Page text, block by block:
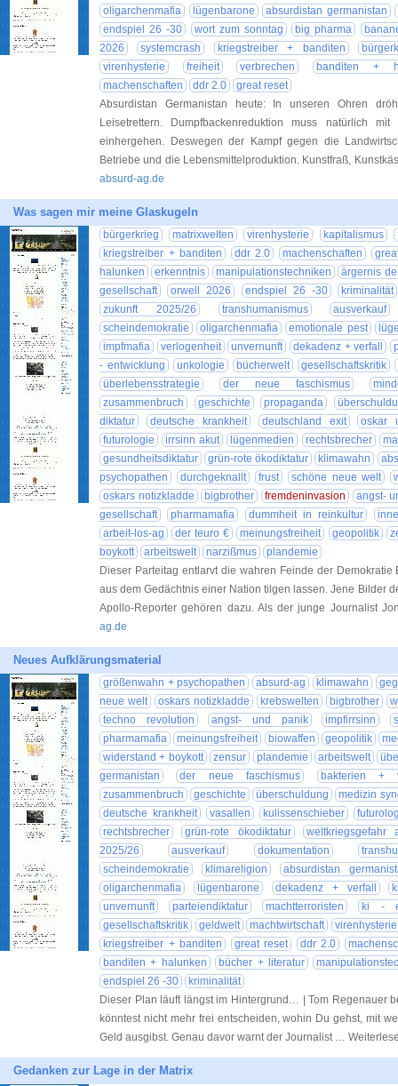
oligarchenmafia lügenbarone
absurdistan germanistan
endspiel 26 -30
wort zum sonntag big pharma
2026
systemcrash kriegstreiber + banditen
virenhysterie
freiheit verbrechen
banditen +
machenschaften
ddr 2.0
great reset
Absurdistan Germanistan heute: In unseren Ohren
Leisetrettern. Dumpfbackenreduktion muss natürlich mit
einhergehen. Deswegen der Kampf gegen die
Betriebe und die Lebensmittelproduktion. Kunstfraß,
absurd-ag.de
Was sagen mir meine Glaskugeln
bürgerkrieg matrixwelten virenhysterie kapitalismus
kriegstreiber + banditen
ddr 2.0 machenschaften
halunken
erkenntnis manipulationstechniken
ärgernis
gesellschaft
orwell 2026 endspiel 26 -30
kriminalität
zukunft 2025/26
transhumanismus
ausverkauf
scheindemokratie
oligarchenmafia emotionale pest
impfmafia
verlogenheit unvernunft dekadenz + verfall
- entwicklung
unkologie bücherwelt
gesellschaftskritik
überlebensstrategie
der neue faschismus
zusammenbruch
geschichte propaganda
diktatur
deutsche krankheit deutschland exit
oskar
futurologie
irrsinn akut lügenmedien rechtsbrecher
gesundheitsdiktatur
grün-rote ökodiktatur klimawahn
psychopathen
durchgeknallt frust schöne neue welt
oskars notizkladde
bigbrother fremdeninvasion
angst-
gesellschaft
pharmamafia dummheit in reinkultur
arbeit-los-ag
der teuro € meinungsfreiheit geopolitik
boykott
arbeitswelt narzißmus
plandemie
Dieser Parteitag entlarvt die wahren Feinde der
aus dem Gedächtnis einer Nation tilgen lassen. Jene Bilder
Apollo-Reporter gehören dazu. Als der junge Journalist
ag.de
Neues Aufklärungsmaterial
größenwahn + psychopathen absurd-ag klimawahn
neue welt
oskars notizkladde krebswelten bigbrother
techno revolution
angst- und panik impfirrsinn
pharmamafia
meinungsfreiheit biowaffen geopolitik
widerstand + boykott
zensur plandemie arbeitswelt
germanistan
der neue faschismus
bakterien +
zusammenbruch
geschichte überschuldung
medizin
deutsche krankheit
vasallen kulissenschieber
rechtsbrecher
grün-rote ökodiktatur
weltkriegsgefahr
2025/26
ausverkauf dokumentation
scheindemokratie
klimareligion
absurdistan
oligarchenmafia
lügenbarone dekadenz + verfall
unvernunft
parteiendiktatur machtterroristen
ki -
gesellschaftskritik
geldwelt machtwirtschaft
virenhysterie
kriegstreiber + banditen
great reset ddr 2.0
banditen + halunken
bücher + literatur
endspiel 26 -30
kriminalität
Dieser Plan läuft längst im Hintergrund… | Tom Regenauer
könntest nicht mehr frei entscheiden, wohin Du gehst, mit
Geld ausgibst. Genau davor warnt der Journalist …
Gedanken zur Lage in der Matrix